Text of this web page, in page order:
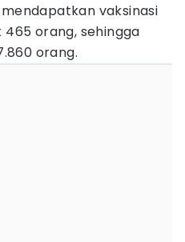
vaksinasi
orang, sehingga
orang.